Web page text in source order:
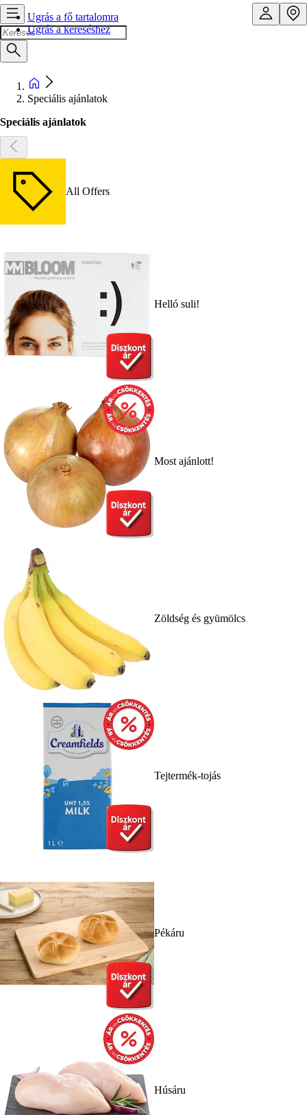
Ugrás a fő tartalomra
Ugrás a kereséshez
Speciális ajánlatok
Speciális ajánlatok
All Offers
Helló suli!
Most ajánlott!
Zöldség és gyümölcs
Tejtermék-tojás
Pékáru
Húsáru